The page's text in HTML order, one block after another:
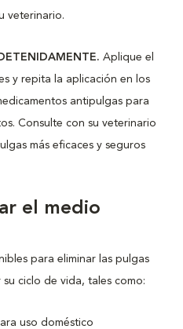
veterinario.
Aplique el
y repita la aplicación en los
antipulgas para
Consulte con su veterinario
más eficaces y seguros
el medio
para eliminar las pulgas
ciclo de vida, tales como:
uso doméstico